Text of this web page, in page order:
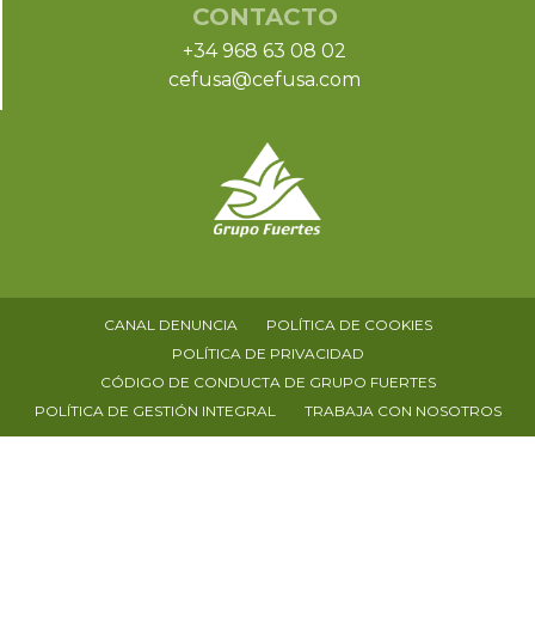
CONTACTO
+34 968 63 08 02
cefusa@cefusa.com
CANAL DENUNCIA
POLÍTICA DE COOKIES
POLÍTICA DE PRIVACIDAD
CÓDIGO DE CONDUCTA DE GRUPO FUERTES
POLÍTICA DE GESTIÓN INTEGRAL
TRABAJA CON NOSOTROS